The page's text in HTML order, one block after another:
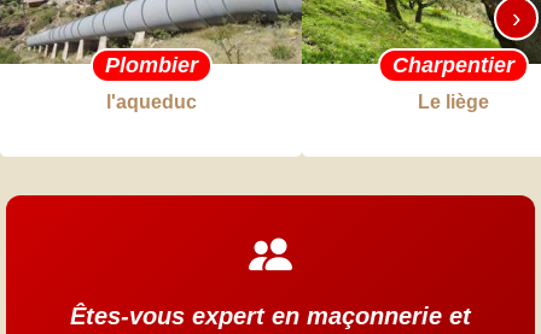
Plombier
l'aqueduc
Charpentier
Le liège
›
Êtes-vous expert en maçonnerie et